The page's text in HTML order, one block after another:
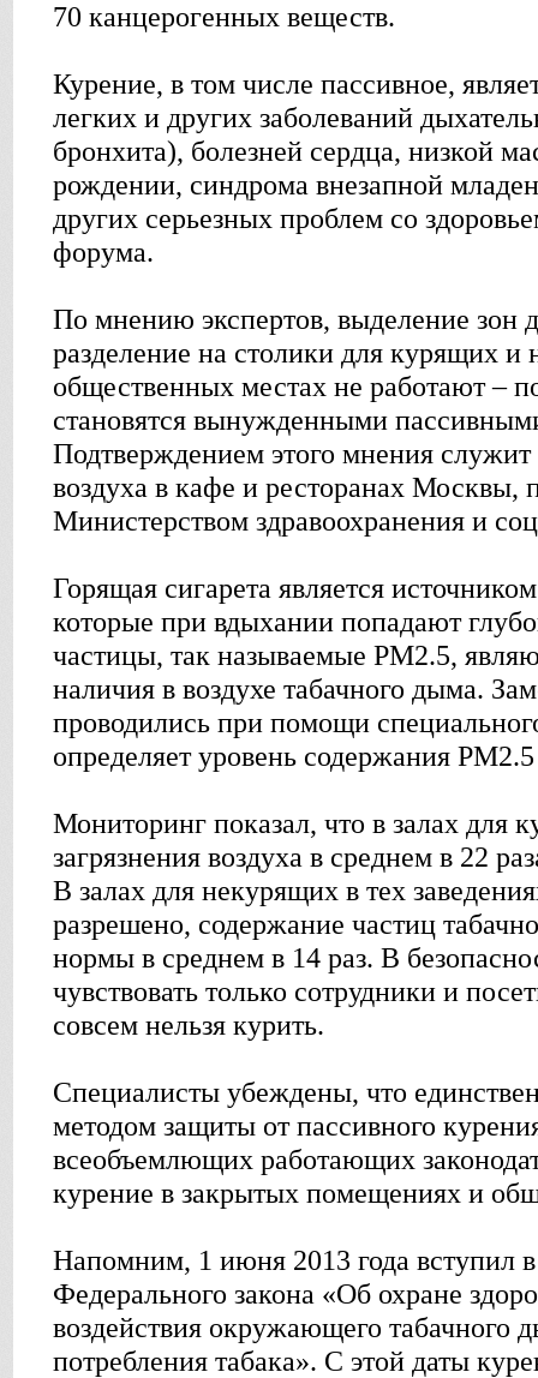
70 канцерогенных веществ.
Курение, в том числе пассивное,
легких и других заболеваний
бронхита), болезней сердца, низкой
рождении, синдрома внезапной
других серьезных проблем со
форума.
По мнению экспертов, выделение зон
разделение на столики для курящих и
общественных местах не работают –
становятся вынужденными
Подтверждением этого мнения служит
воздуха в кафе и ресторанах Москвы,
Министерством здравоохранения и
Горящая сигарета является
которые при вдыхании попадают
частицы, так называемые PM2.5,
наличия в воздухе табачного дыма.
проводились при помощи
определяет уровень содержания
Мониторинг показал, что в залах для
загрязнения воздуха в среднем в 22
В залах для некурящих в тех
разрешено, содержание частиц
нормы в среднем в 14 раз. В
чувствовать только сотрудники и
совсем нельзя курить.
Специалисты убеждены, что
методом защиты от пассивного
всеобъемлющих работающих
курение в закрытых помещениях и
Напомним, 1 июня 2013 года вступил
Федерального закона «Об охране
воздействия окружающего табачного
потребления табака». С этой даты